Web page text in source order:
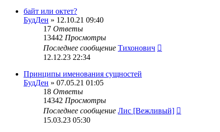
байт или октет?
БудДен » 12.10.21 09:40
17 Ответы
13442 Просмотры
Последнее сообщение Тихонович
12.12.23 22:34
Принципы именования сущностей
БудДен » 07.05.21 01:05
18 Ответы
14342 Просмотры
Последнее сообщение Лис [Вежливый]
15.03.23 05:30